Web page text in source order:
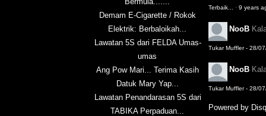
Demam E-Cigarette / Rokok
Elektrik: Berbaloikah...
Lawatan 5S dari FELDA Umas-
umas
Ang Pow Mari... Terima Kasih
Datuk Mary Yap...
Lawatan Penandarasan 5S dari
TABIKA Perpaduan...
Terbaik...
·9 years
NooB
Tukar Muffler - 28/
NooB
Tukar Muffler - 28/
Powered by